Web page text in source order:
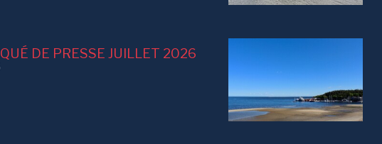
DE PRESSE JUILLET 2026